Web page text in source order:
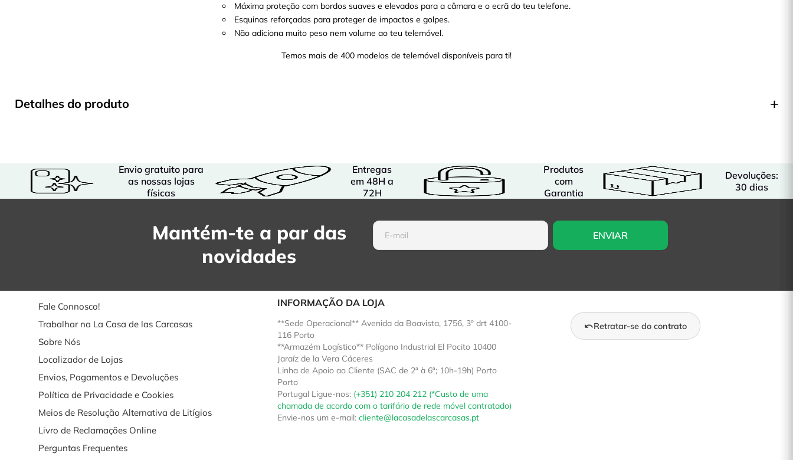
Máxima proteção com bordos suaves e elevados para a câmara e o ecrã do teu telefone.
Esquinas reforçadas para proteger de impactos e golpes.
Não adiciona muito peso nem volume ao teu telemóvel.
Temos mais de 400 modelos de telemóvel disponíveis para ti!
Detalhes do produto
Envio gratuito para
as nossas lojas
físicas
Entregas
em 48H a
72H
Produtos
com
Garantia
Devoluções:
30 dias
Mantém-te a par das
novidades
Fale Connosco!
Trabalhar na La Casa de las Carcasas
Sobre Nós
Localizador de Lojas
Envios, Pagamentos e Devoluções
Política de Privacidade e Cookies
Meios de Resolução Alternativa de Litígios
Livro de Reclamações Online
Perguntas Frequentes
INFORMAÇÃO DA LOJA
**Sede Operacional** Avenida da Boavista, 1756, 3º drt 4100-
116 Porto
**Armazém Logístico** Polígono Industrial El Pocito 10400
Jaraíz de la Vera Cáceres
Linha de Apoio ao Cliente (SAC de 2ª à 6ª; 10h-19h) Porto
Porto
Portugal Ligue-nos: (+351) 210 204 212 (*Custo de uma
chamada de acordo com o tarifário de rede móvel contratado)
Envie-nos um e-mail: cliente@lacasadelascarcasas.pt
Retratar-se do contrato